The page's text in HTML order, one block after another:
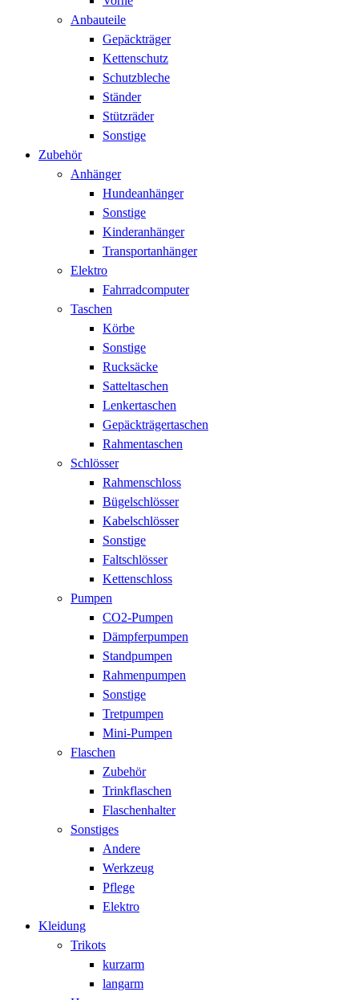
Anbauteile
Gepäckträger
Kettenschutz
Schutzbleche
Ständer
Stützräder
Sonstige
Zubehör
Anhänger
Hundeanhänger
Sonstige
Kinderanhänger
Transportanhänger
Elektro
Fahrradcomputer
Taschen
Körbe
Sonstige
Rucksäcke
Satteltaschen
Lenkertaschen
Gepäckträgertaschen
Rahmentaschen
Schlösser
Rahmenschloss
Bügelschlösser
Kabelschlösser
Sonstige
Faltschlösser
Kettenschloss
Pumpen
CO2-Pumpen
Dämpferpumpen
Standpumpen
Rahmenpumpen
Sonstige
Tretpumpen
Mini-Pumpen
Flaschen
Zubehör
Trinkflaschen
Flaschenhalter
Sonstiges
Andere
Werkzeug
Pflege
Elektro
Kleidung
Trikots
kurzarm
langarm